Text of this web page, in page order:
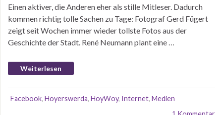
Einen aktiver, die Anderen eher als stille Mitleser. Dadurch
kommen richtig tolle Sachen zu Tage: Fotograf Gerd Fügert
zeigt seit Wochen immer wieder tollste Fotos aus der
Geschichte der Stadt. René Neumann plant eine …
Weiterlesen
Facebook, Hoyerswerda, HoyWoy, Internet, Medien